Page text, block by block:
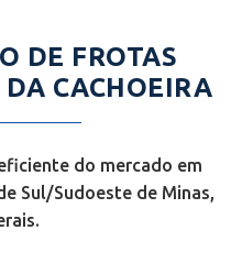
DE FROTAS
CACHOEIRA
do mercado em
Sul/Sudoeste de Minas,